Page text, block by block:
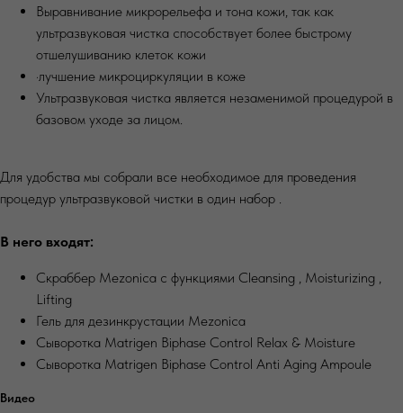
Выравнивание микрорельефа и тона кожи, так как
ультразвуковая чистка способствует более быстрому
отшелушиванию клеток кожи
·лучшение микроциркуляции в коже
Ультразвуковая чистка является незаменимой процедурой в
базовом уходе за лицом.
Для удобства мы собрали все необходимое для проведения
процедур ультразвуковой чистки в один набор .
В него входят:
Скраббер Mezonica c функциями Cleansing , Moisturizing ,
Lifting
Гель для дезинкрустации Mezonica
Cыворотка Matrigen Biphase Control Relax & Moisture
Сыворотка Matrigen Biphase Control Anti Aging Ampoule
Видео